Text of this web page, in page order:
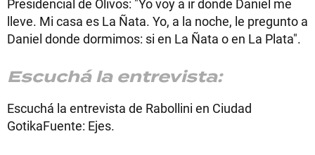
Presidencial de Olivos: "Yo voy a ir donde Daniel me
lleve. Mi casa es La Ñata. Yo, a la noche, le pregunto a
Daniel donde dormimos: si en La Ñata o en La Plata".
Escuchá la entrevista:
Escuchá la entrevista de Rabollini en Ciudad
GotikaFuente: Ejes.